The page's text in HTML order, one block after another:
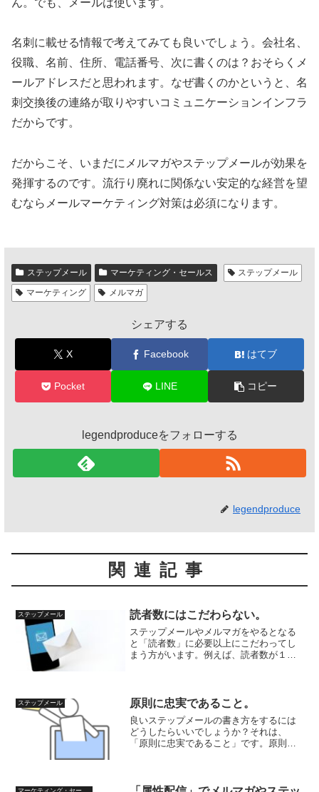
名刺に載せる情報で考えてみても良いでしょう。会社名、
役職、名前、住所、電話番号、次に書くのは？おそらくメ
ールアドレスだと思われます。なぜ書くのかというと、名
刺交換後の連絡が取りやすいコミュニケーションインフラ
だからです。
だからこそ、いまだにメルマガやステップメールが効果を
発揮するのです。流行り廃れに関係ない安定的な経営を望
むならメールマーケティング対策は必須になります。
ステップメール マーケティング・セールス
ステップメール
マーケティング
メルマガ
シェアする
X Facebook はてブ
Pocket LINE コピー
legendproduceをフォローする
legendproduce
関連記事
ステップメール 読者数にはこだわらない。
ステップメールやメルマガをやるとなる
と「読者数」に必要以上にこだわってし
まう方がいます。例えば、読者数が１万
マガジンなどをはじめる際...
ステップメール 原則に忠実であること。
良いステップメールの書き方をするには
どうしたらいいでしょうか？それは、
「原則に忠実であること」です。原則と
則です。なぜ、原則を守る...